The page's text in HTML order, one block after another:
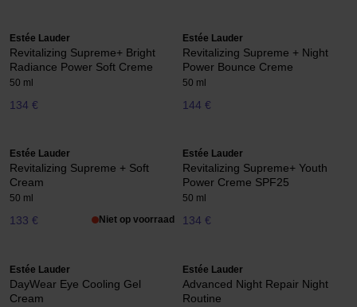
Estée Lauder
Revitalizing Supreme+ Bright
Radiance Power Soft Creme
50 ml
134 €
Estée Lauder
Revitalizing Supreme + Night
Power Bounce Creme
50 ml
144 €
Estée Lauder
Revitalizing Supreme + Soft
Cream
50 ml
133 € Niet op voorraad
Estée Lauder
Revitalizing Supreme+ Youth
Power Creme SPF25
50 ml
134 €
Estée Lauder
DayWear Eye Cooling Gel
Cream
Estée Lauder
Advanced Night Repair Night
Routine